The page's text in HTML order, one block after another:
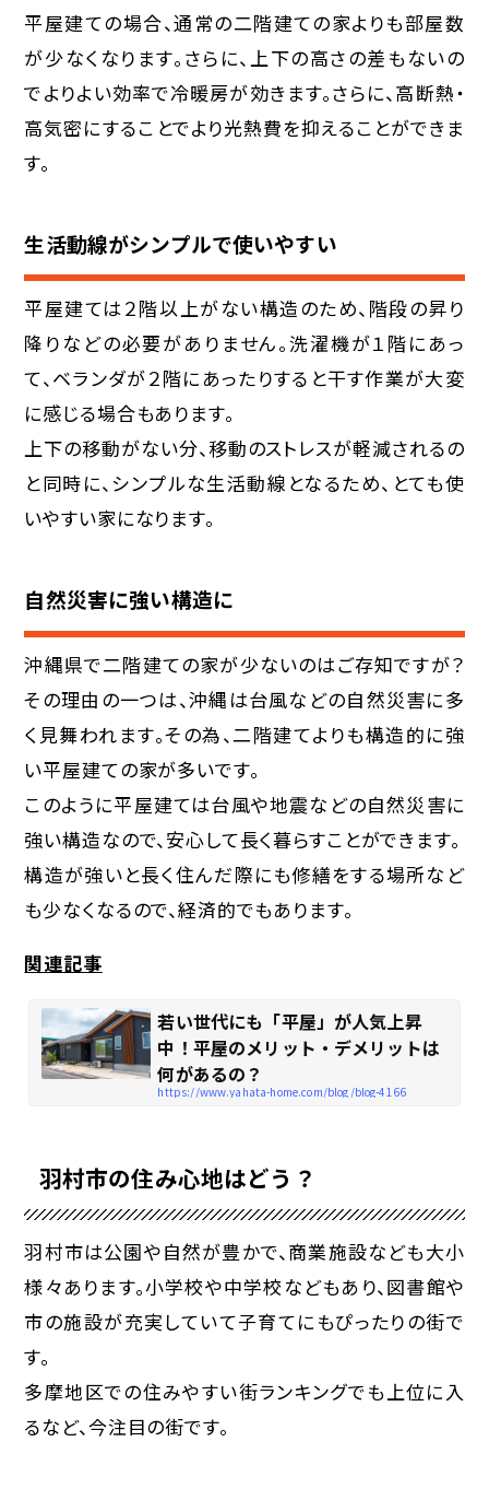
平屋建ての場合、通常の二階建ての家よりも部屋数
が少なくなります。さらに、上下の高さの差もないの
でよりよい効率で冷暖房が効きます。さらに、高断熱・
高気密にすることでより光熱費を抑えることができま
す。
生活動線がシンプルで使いやすい
平屋建ては２階以上がない構造のため、階段の昇り
降りなどの必要がありません。洗濯機が１階にあっ
て、ベランダが２階にあったりすると干す作業が大変
に感じる場合もあります。
上下の移動がない分、移動のストレスが軽減されるの
と同時に、シンプルな生活動線となるため、とても使
いやすい家になります。
自然災害に強い構造に
沖縄県で二階建ての家が少ないのはご存知ですが？
その理由の一つは、沖縄は台風などの自然災害に多
く見舞われます。その為、二階建てよりも構造的に強
い平屋建ての家が多いです。
このように平屋建ては台風や地震などの自然災害に
強い構造なので、安心して長く暮らすことができます。
構造が強いと長く住んだ際にも修繕をする場所など
も少なくなるので、経済的でもあります。
関連記事
若い世代にも「平屋」が人気上昇
中！平屋のメリット・デメリットは
何があるの？
https://www.yahata-home.com/blog/blog-4166
羽村市の住み心地はどう？
羽村市は公園や自然が豊かで、商業施設なども大小
様々あります。小学校や中学校などもあり、図書館や
市の施設が充実していて子育てにもぴったりの街で
す。
多摩地区での住みやすい街ランキングでも上位に入
るなど、今注目の街です。